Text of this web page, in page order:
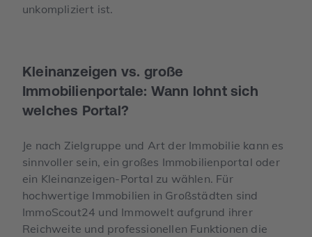
unkompliziert ist.
Kleinanzeigen vs. große
Immobilienportale: Wann lohnt sich
welches Portal?
Je nach Zielgruppe und Art der Immobilie kann es
sinnvoller sein, ein großes Immobilienportal oder
ein Kleinanzeigen-Portal zu wählen. Für
hochwertige Immobilien in Großstädten sind
ImmoScout24 und Immowelt aufgrund ihrer
Reichweite und professionellen Funktionen die